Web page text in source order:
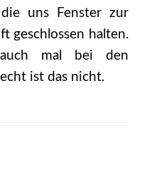
uns Fenster zur
geschlossen halten.
mal bei den
ist das nicht.